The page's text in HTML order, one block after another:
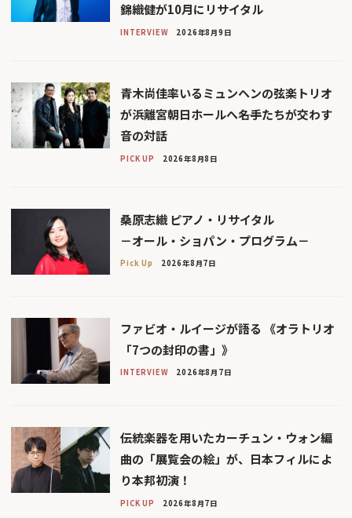
錦織健が10月にリサイタル
INTERVIEW 2026年8月9日
青木尚佳率いるミュンヘンの弦楽トリオ
が浜離宮朝日ホールへ――名手たちが交わす
音の対話
PICK UP 2026年8月8日
桑原志織 ピアノ・リサイタル
－オール・ショパン・プログラム－
Pick Up 2026年8月7日
ファビオ・ルイージが語る 《オラトリオ
「7つの封印の書」》
INTERVIEW 2026年8月7日
伝統楽器を用いたカーチュン・ウォン編
曲の「展覧会の絵」が、日本フィルによ
り本邦初演！
PICK UP 2026年8月7日